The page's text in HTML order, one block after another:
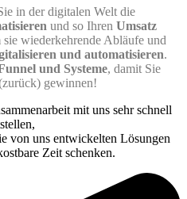
in der digitalen Welt die
und so Ihren Umsatz
sie wiederkehrende Abläufe und
und automatisieren.
und Systeme, damit Sie
gewinnen!
mit uns sehr schnell
von uns entwickelten Lösungen
Zeit schenken.